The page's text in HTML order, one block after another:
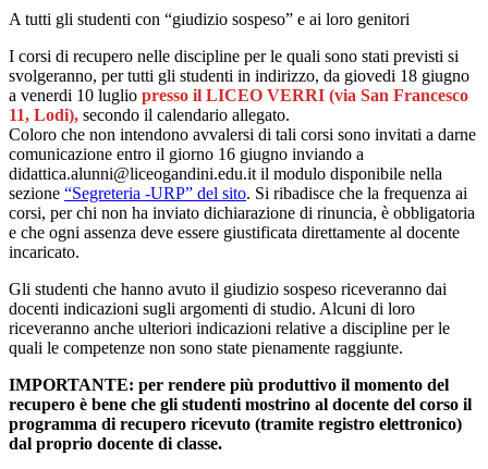
A tutti gli studenti con “giudizio sospeso” e ai loro genitori
I corsi di recupero nelle discipline per le quali sono stati previsti si
svolgeranno, per tutti gli studenti in indirizzo, da giovedi 18 giugno
a venerdi 10 luglio presso il LICEO VERRI (via San Francesco
11, Lodi), secondo il calendario allegato.
Coloro che non intendono avvalersi di tali corsi sono invitati a darne
comunicazione entro il giorno 16 giugno inviando a
didattica.alunni@liceogandini.edu.it il modulo disponibile nella
sezione “Segreteria -URP” del sito. Si ribadisce che la frequenza ai
corsi, per chi non ha inviato dichiarazione di rinuncia, è obbligatoria
e che ogni assenza deve essere giustificata direttamente al docente
incaricato.
Gli studenti che hanno avuto il giudizio sospeso riceveranno dai
docenti indicazioni sugli argomenti di studio. Alcuni di loro
riceveranno anche ulteriori indicazioni relative a discipline per le
quali le competenze non sono state pienamente raggiunte.
IMPORTANTE: per rendere più produttivo il momento del
recupero è bene che gli studenti mostrino al docente del corso il
programma di recupero ricevuto (tramite registro elettronico)
dal proprio docente di classe.